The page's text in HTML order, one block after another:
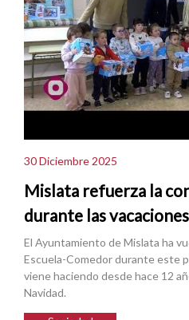
30 Diciembre 2025
Mislata refuerza la
durante las
El Ayuntamiento de Mislata ha
Escuela-Comedor durante este
viene haciendo desde hace 12
Navidad.